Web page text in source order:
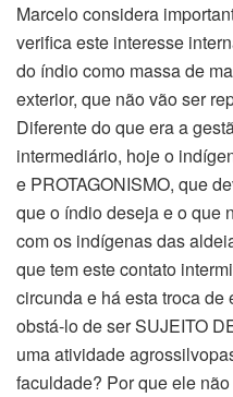
Marcelo considera
verifica este interesse
do índio como massa de
exterior, que não vão ser
Diferente do que era a
intermediário, hoje o
e PROTAGONISMO, que
que o índio deseja e o que
com os indígenas das
que tem este contato
circunda e há esta troca
obstá-lo de ser SUJEITO
uma atividade
faculdade? Por que ele